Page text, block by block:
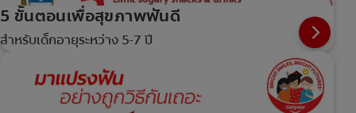
5 ขั้นตอนเพื่อสุขภาพฟันดี
สำหรับเด็กอายุระหว่าง 5-7 ปี